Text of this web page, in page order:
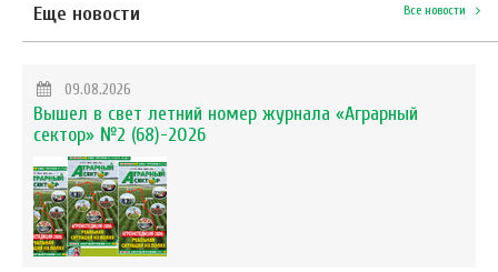
Еще новости Все новости
09.08.2026
Вышел в свет летний номер журнала «Аграрный
сектор» №2 (68)-2026